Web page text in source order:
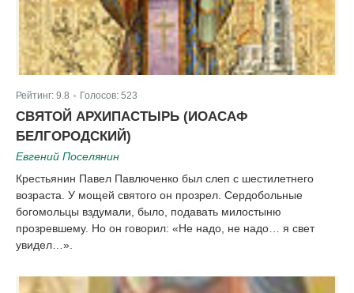
Рейтинг: 9.8 Голосов: 523
СВЯТОЙ АРХИПАСТЫРЬ (ИОАСАФ
БЕЛГОРОДСКИЙ)
Евгений Поселянин
Крестьянин Павел Павлюченко был слеп с шестилетнего
возраста. У мощей святого он прозрел. Сердобольные
богомольцы вздумали, было, подавать милостыню
прозревшему. Но он говорил: «Не надо, не надо… я свет
увидел…».